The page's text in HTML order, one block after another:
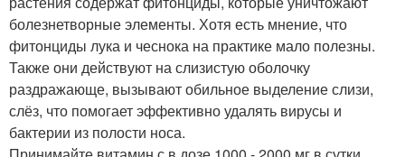
болезнетворные элементы. Хотя есть мнение, что
фитонциды лука и чеснока на практике мало полезны.
Также они действуют на слизистую оболочку
раздражающе, вызывают обильное выделение слизи,
слёз, что помогает эффективно удалять вирусы и
бактерии из полости носа.